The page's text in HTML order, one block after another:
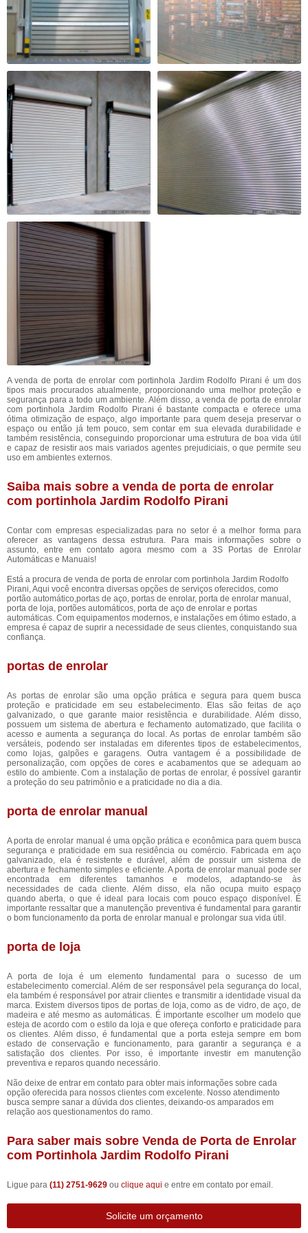
A venda de porta de enrolar com portinhola Jardim Rodolfo Pirani é um dos
tipos mais procurados atualmente, proporcionando uma melhor proteção e
segurança para a todo um ambiente. Além disso, a venda de porta de enrolar
com portinhola Jardim Rodolfo Pirani é bastante compacta e oferece uma
ótima otimização de espaço, algo importante para quem deseja preservar o
espaço ou então já tem pouco, sem contar em sua elevada durabilidade e
também resistência, conseguindo proporcionar uma estrutura de boa vida útil
e capaz de resistir aos mais variados agentes prejudiciais, o que permite seu
uso em ambientes externos.
Saiba mais sobre a venda de porta de enrolar
com portinhola Jardim Rodolfo Pirani
Contar com empresas especializadas para no setor é a melhor forma para
oferecer as vantagens dessa estrutura. Para mais informações sobre o
assunto, entre em contato agora mesmo com a 3S Portas de Enrolar
Automáticas e Manuais!
Está a procura de venda de porta de enrolar com portinhola Jardim Rodolfo
Pirani, Aqui você encontra diversas opções de serviços oferecidos, como
portão automático,portas de aço, portas de enrolar, porta de enrolar manual,
porta de loja, portões automáticos, porta de aço de enrolar e portas
automáticas. Com equipamentos modernos, e instalações em ótimo estado, a
empresa é capaz de suprir a necessidade de seus clientes, conquistando sua
confiança.
portas de enrolar
As portas de enrolar são uma opção prática e segura para quem busca
proteção e praticidade em seu estabelecimento. Elas são feitas de aço
galvanizado, o que garante maior resistência e durabilidade. Além disso,
possuem um sistema de abertura e fechamento automatizado, que facilita o
acesso e aumenta a segurança do local. As portas de enrolar também são
versáteis, podendo ser instaladas em diferentes tipos de estabelecimentos,
como lojas, galpões e garagens. Outra vantagem é a possibilidade de
personalização, com opções de cores e acabamentos que se adequam ao
estilo do ambiente. Com a instalação de portas de enrolar, é possível garantir
a proteção do seu patrimônio e a praticidade no dia a dia.
porta de enrolar manual
A porta de enrolar manual é uma opção prática e econômica para quem busca
segurança e praticidade em sua residência ou comércio. Fabricada em aço
galvanizado, ela é resistente e durável, além de possuir um sistema de
abertura e fechamento simples e eficiente. A porta de enrolar manual pode ser
encontrada em diferentes tamanhos e modelos, adaptando-se às
necessidades de cada cliente. Além disso, ela não ocupa muito espaço
quando aberta, o que é ideal para locais com pouco espaço disponível. É
importante ressaltar que a manutenção preventiva é fundamental para garantir
o bom funcionamento da porta de enrolar manual e prolongar sua vida útil.
porta de loja
A porta de loja é um elemento fundamental para o sucesso de um
estabelecimento comercial. Além de ser responsável pela segurança do local,
ela também é responsável por atrair clientes e transmitir a identidade visual da
marca. Existem diversos tipos de portas de loja, como as de vidro, de aço, de
madeira e até mesmo as automáticas. É importante escolher um modelo que
esteja de acordo com o estilo da loja e que ofereça conforto e praticidade para
os clientes. Além disso, é fundamental que a porta esteja sempre em bom
estado de conservação e funcionamento, para garantir a segurança e a
satisfação dos clientes. Por isso, é importante investir em manutenção
preventiva e reparos quando necessário.
Não deixe de entrar em contato para obter mais informações sobre cada
opção oferecida para nossos clientes com excelente. Nosso atendimento
busca sempre sanar a dúvida dos clientes, deixando-os amparados em
relação aos questionamentos do ramo.
Para saber mais sobre Venda de Porta de Enrolar
com Portinhola Jardim Rodolfo Pirani
Ligue para (11) 2751-9629 ou clique aqui e entre em contato por email.
Solicite um orçamento